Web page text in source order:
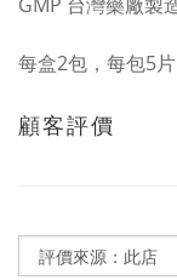
每盒2包，每包5片
顧客評價